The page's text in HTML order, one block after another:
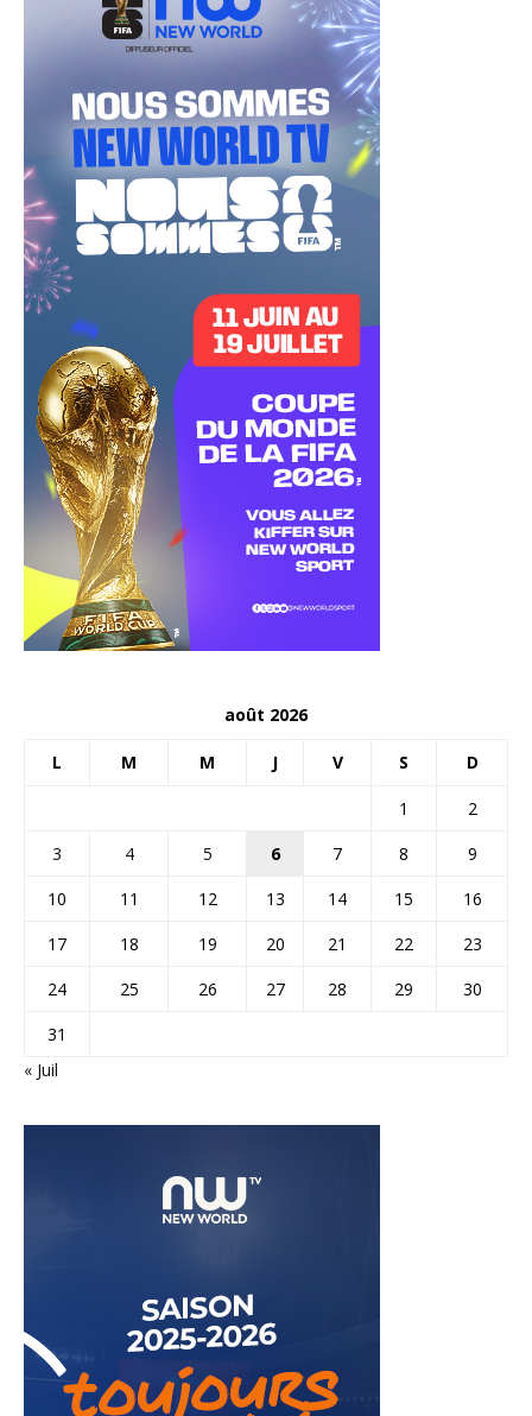
août 2026
L M M J V S D
1
2
3
4 5 6 7 8
9
10
11 12 13 14 15
16
17
18 19 20 21 22
23
24
25 26 27 28 29
30
31
« Juil